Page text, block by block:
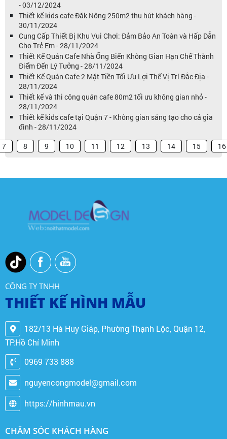
- 03/12/2024
Thiết kế kids cafe Đăk Nông 250m2 thu hút khách hàng -
30/11/2024
Cung Cấp Thiết Bị Khu Vui Chơi: Đảm Bảo An Toàn và Hấp Dẫn
Cho Trẻ Em - 28/11/2024
Thiết Kế Quán Cafe Nhà Ống Biến Không Gian Hạn Chế Thành
Điểm Đến Lý Tưởng - 28/11/2024
Thiết Kế Quán Cafe 2 Mặt Tiền Tối Ưu Lợi Thế Vị Trí Đắc Địa -
28/11/2024
Thiết kế và thi công quán cafe 80m2 tối ưu không gian nhỏ -
28/11/2024
Thiết kế kids cafe tại Quận 7 - Không gian sáng tạo cho cả gia
đình - 28/11/2024
7 8 9 10 11 12 13 14 15 16
CÔNG TY TNHH
THIẾT KẾ HÌNH MẪU
182/13 Hà Huy Giáp, Phường Thạnh Lộc, Quận 12,
TP.Hồ Chí Minh
0969 733 888
nguyencongmodel@gmail.com
https://hinhmau.vn
CHĂM SÓC KHÁCH HÀNG